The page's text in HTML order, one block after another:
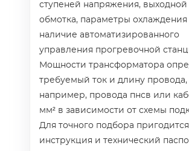
ступеней напряжения, выходной
обмотка, параметры охлаждения
наличие автоматизированного
управления прогревочной
Мощности трансформатора
требуемый ток и длину провода,
например, провода пнсв или
мм² в зависимости от схемы
Для точного подбора пригодится
инструкция и технический